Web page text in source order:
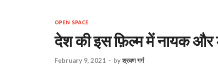
OPEN SPACE
देश की इस फ़िल्म में नायक और
February 9, 2021 - byश्रवण गर्ग